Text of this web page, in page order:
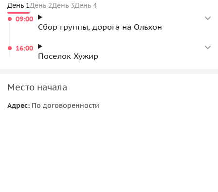
День 1День 2День 3День 4
09:00
Сбор группы, дорога на Ольхон
16:00
Поселок Хужир
Место начала
Адрес: По договоренности